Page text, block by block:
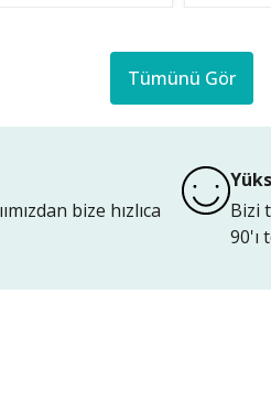
Tümünü Gör
bize hızlıca
Bizi
90'ı